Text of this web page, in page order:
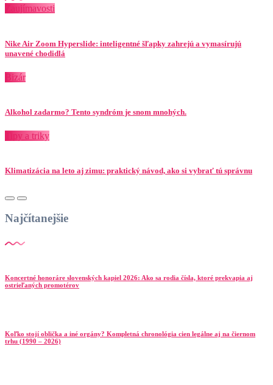
Zaujímavosti
Nike Air Zoom Hyperslide: inteligentné šľapky zahrejú a vymasírujú
unavené chodidlá
Bizár
Alkohol zadarmo? Tento syndróm je snom mnohých.
Tipy a triky
Klimatizácia na leto aj zimu: praktický návod, ako si vybrať tú správnu
Najčítanejšie
Koncertné honoráre slovenských kapiel 2026: Ako sa rodia čísla, ktoré prekvapia aj
ostrieľaných promotérov
Koľko stojí oblička a iné orgány? Kompletná chronológia cien legálne aj na čiernom
trhu (1990 – 2026)